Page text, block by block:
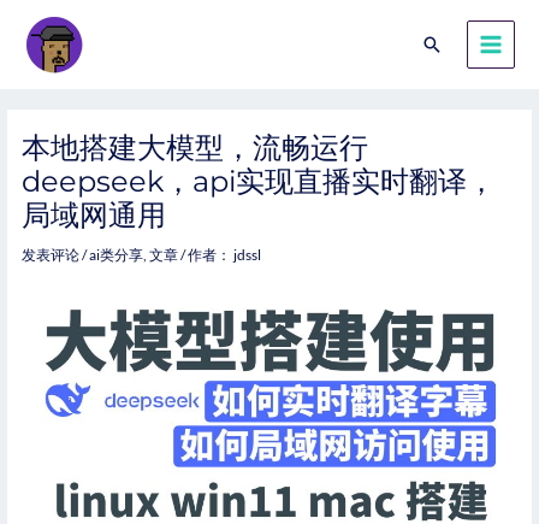
本地搭建大模型，流畅运行
deepseek，api实现直播实时翻译，
局域网通用
发表评论/ai类分享,文章/ 作者： jdssl